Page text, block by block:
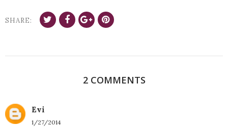
SHARE:
2 COMMENTS
Evi
1/27/2014